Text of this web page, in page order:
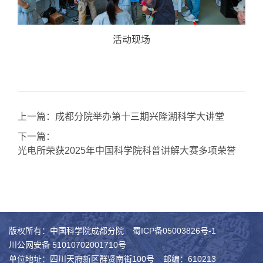
活动现场
上一篇： 成都分院举办第十三期兴隆湖科学大讲堂
下一篇：
光电所荣获2025年中国科学院科普讲解大赛多项荣誉
版权所有：中国科学院成都分院
蜀ICP备05003826号-1
川公网安备 51010702001710号
单位地址：四川天府新区群贤南街100号
邮编：610213